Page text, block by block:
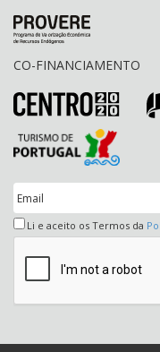
CO-FINANCIAMENTO
Li e aceito os Termos da